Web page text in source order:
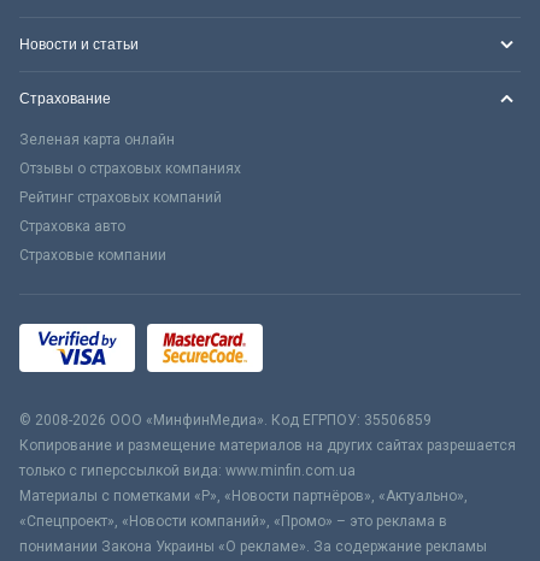
Новости и статьи
Страхование
Зеленая карта онлайн
Отзывы о страховых компаниях
Рейтинг страховых компаний
Страховка авто
Страховые компании
© 2008-2026 ООО «МинфинМедиа». Код ЕГРПОУ: 35506859
Копирование и размещение материалов на других сайтах разрешается
только с гиперссылкой вида: www.minfin.com.ua
Материалы с пометками «Р», «Новости партнёров», «Актуально»,
«Спецпроект», «Новости компаний», «Промо» – это реклама в
понимании Закона Украины «О рекламе». За содержание рекламы